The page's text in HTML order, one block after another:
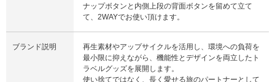
ナップボタンと内側上段の背面ボタンを留めて立て
て、2WAYでお使い頂けます。
ブランド説明
再生素材やアップサイクルを活用し、環境への負荷を
最小限に抑えながら、機能性とデザインを両立したト
ラベルグッズを展開します。
使い捨てではなく、長く愛せる旅のパートナーとして